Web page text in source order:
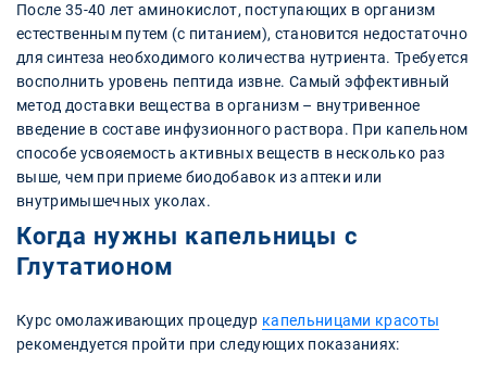
После 35-40 лет аминокислот, поступающих в организм
естественным путем (с питанием), становится недостаточно
для синтеза необходимого количества нутриента. Требуется
восполнить уровень пептида извне. Самый эффективный
метод доставки вещества в организм – внутривенное
введение в составе инфузионного раствора. При капельном
способе усвояемость активных веществ в несколько раз
выше, чем при приеме биодобавок из аптеки или
внутримышечных уколах.
Когда нужны капельницы с
Глутатионом
Курс омолаживающих процедур капельницами красоты
рекомендуется пройти при следующих показаниях: